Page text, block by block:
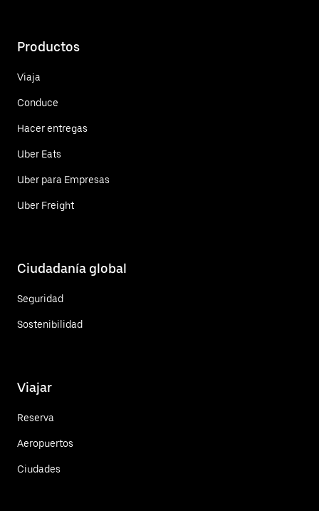
Productos
Viaja
Conduce
Hacer entregas
Uber Eats
Uber para Empresas
Uber Freight
Ciudadanía global
Seguridad
Sostenibilidad
Viajar
Reserva
Aeropuertos
Ciudades